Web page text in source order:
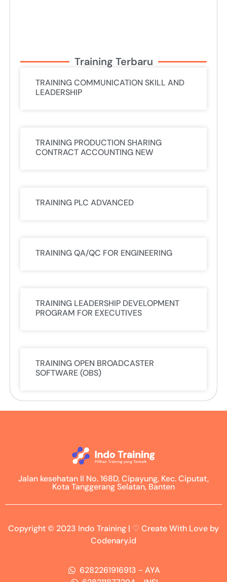
Training Terbaru
TRAINING COMMUNICATION SKILL AND
LEADERSHIP
TRAINING PRODUCTION SHARING
CONTRACT ACCOUNTING NEW
TRAINING PLC ADVANCED
TRAINING QA/QC FOR ENGINEERING
TRAINING LEADERSHIP DEVELOPMENT
PROGRAM FOR EXECUTIVES
TRAINING OPEN BROADCASTER
SOFTWARE (OBS)
Jalan kesehatan II No. 168D, Cipayung, Kec. Ciputat,
Kota Tanggerang Selatan, Banten
Copyright © 2023 Indo Training | ♡ Create With Love by
Codenary.id
6282261916913 - AYA